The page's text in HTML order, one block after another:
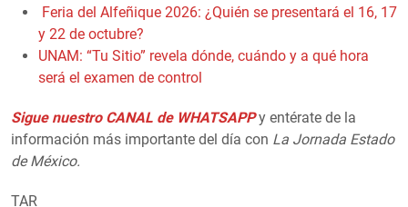
Feria del Alfeñique 2026: ¿Quién se presentará el 16, 17
y 22 de octubre?
UNAM: “Tu Sitio” revela dónde, cuándo y a qué hora
será el examen de control
Sigue nuestro CANAL de WHATSAPP y entérate de la
información más importante del día con La Jornada Estado
de México.
TAR